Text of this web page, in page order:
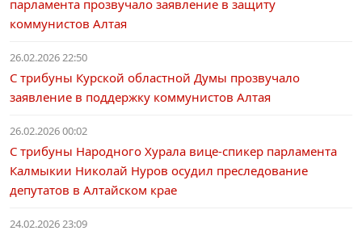
парламента прозвучало заявление в защиту
коммунистов Алтая
26.02.2026 22:50
С трибуны Курской областной Думы прозвучало
заявление в поддержку коммунистов Алтая
26.02.2026 00:02
С трибуны Народного Хурала вице-спикер парламента
Калмыкии Николай Нуров осудил преследование
депутатов в Алтайском крае
24.02.2026 23:09